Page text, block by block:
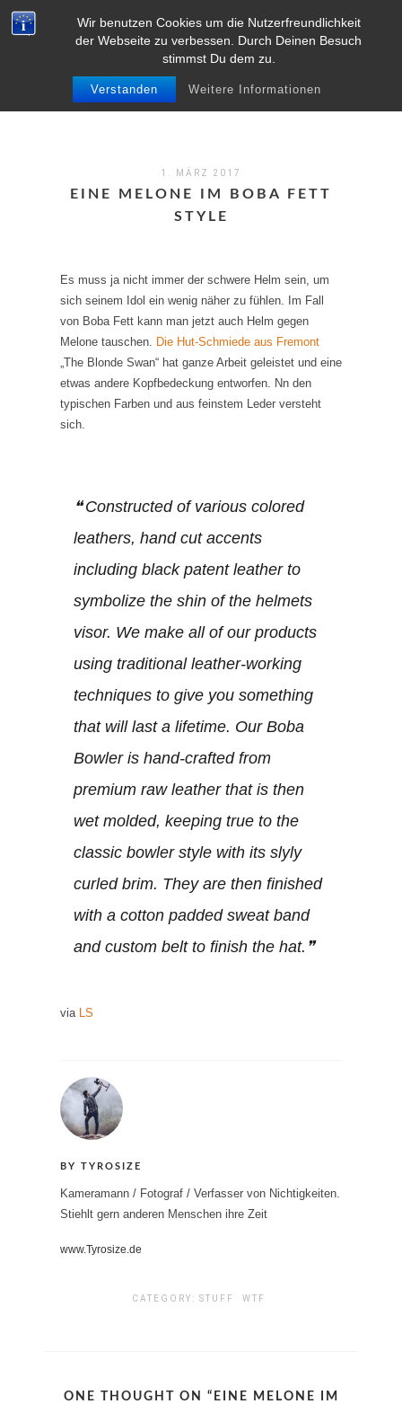
Wir benutzen Cookies um die Nutzerfreundlichkeit
der Webseite zu verbessen. Durch Deinen Besuch
stimmst Du dem zu.
Verstanden Weitere Informationen
MENU
1. MÄRZ 2017
EINE MELONE IM BOBA FETT
STYLE
Es muss ja nicht immer der schwere Helm sein, um
sich seinem Idol ein wenig näher zu fühlen. Im Fall
von Boba Fett kann man jetzt auch Helm gegen
Melone tauschen. Die Hut-Schmiede aus Fremont
„The Blonde Swan“ hat ganze Arbeit geleistet und eine
etwas andere Kopfbedeckung entworfen. Nn den
typischen Farben und aus feinstem Leder versteht
sich.
Constructed of various colored
leathers, hand cut accents
including black patent leather to
symbolize the shin of the helmets
visor. We make all of our products
using traditional leather-working
techniques to give you something
that will last a lifetime. Our Boba
Bowler is hand-crafted from
premium raw leather that is then
wet molded, keeping true to the
classic bowler style with its slyly
curled brim. They are then finished
with a cotton padded sweat band
and custom belt to finish the hat.
via LS
BY TYROSIZE
Kameramann / Fotograf / Verfasser von Nichtigkeiten.
Stiehlt gern anderen Menschen ihre Zeit
www.Tyrosize.de
CATEGORY: STUFF WTF
ONE THOUGHT ON “ EINE MELONE IM